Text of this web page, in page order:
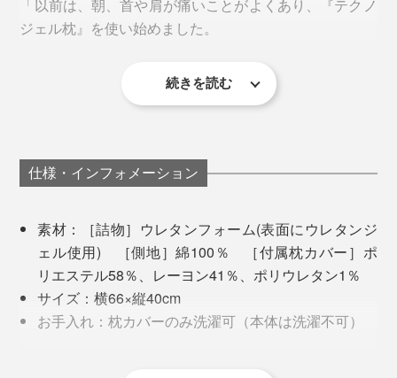
好みにもよりますが、頭や首の形・重さに「枕」が合わ
せてくれるので、たいていの人にフィット。世界57カ国
です。
10年間分の寝返りを想定した圧縮試験では、復元率
99.2％(※)！ これは10年使ってもへたらないということ。
※一般財団法人ボーケン品質評価機構調べ
「以前は、朝、首や肩が痛いことがよくあり、『テクノ
ジェル枕』を使い始めました。
以前は柔らかい羽枕を使っていたんですが、沈み込みが
この枕に替えてかれこれ4年。寝返りもしやすくなっ
なりました」とのこと。
続きを読む
仕様・インフォメーション
素材：［詰物］ウレタンフォーム(表面にウレタンジ
ェル使用) ［側地］綿100％ ［付属枕カバー］ポ
リエステル58％、レーヨン41％、ポリウレタン1％
サイズ：横66×縦40cm
お手入れ：枕カバーのみ洗濯可（本体は洗濯不可）